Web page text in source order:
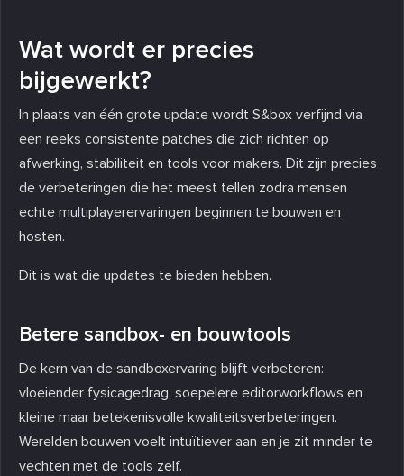
Wat wordt er precies
bijgewerkt?
In plaats van één grote update wordt S&box verfijnd via
een reeks consistente patches die zich richten op
afwerking, stabiliteit en tools voor makers. Dit zijn precies
de verbeteringen die het meest tellen zodra mensen
echte multiplayerervaringen beginnen te bouwen en
hosten.
Dit is wat die updates te bieden hebben.
Betere sandbox- en bouwtools
De kern van de sandboxervaring blijft verbeteren:
vloeiender fysicagedrag, soepelere editorworkflows en
kleine maar betekenisvolle kwaliteitsverbeteringen.
Werelden bouwen voelt intuïtiever aan en je zit minder te
vechten met de tools zelf.